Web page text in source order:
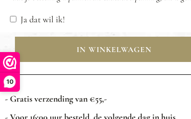
10
Ja dat wil ik!
IN WINKELWAGEN
- Gratis verzending van €55,-
- Voor 16:00 uur besteld, de volgende dag in huis